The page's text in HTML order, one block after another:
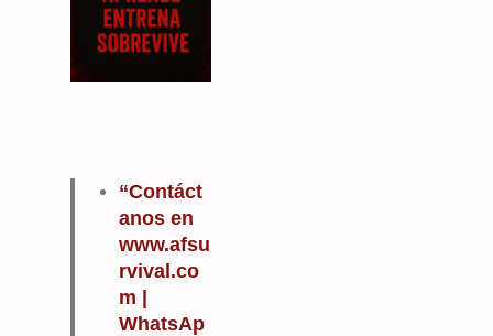
“Contáct
anos en
www.afsu
rvival.co
m |
WhatsAp